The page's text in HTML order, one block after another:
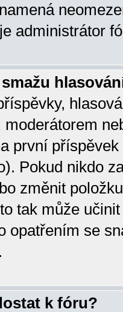
administrátor
první
Pokud nikdo
změnit
tak může
opatřením se
k fóru?